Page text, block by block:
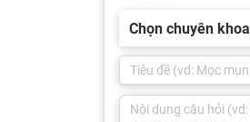
Chọn chuyên khoa